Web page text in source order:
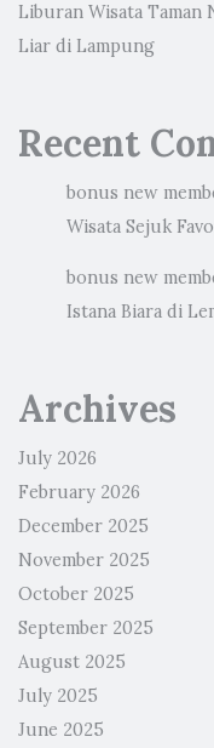
Liburan Wisata Taman
Liar di Lampung
Recent
bonus new
Wisata Sejuk
bonus new
Istana Biara di
Archives
July 2026
February 2026
December 2025
November 2025
October 2025
September 2025
August 2025
July 2025
June 2025